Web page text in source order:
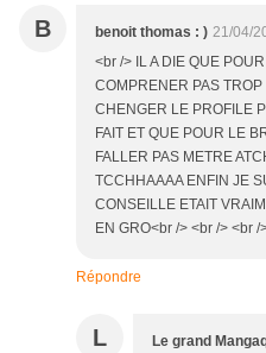
B benoit thomas : ) 21/04/
<br /> IL A DIE QUE
COMPRENER PAS TROP
CHENGER LE PROFILE
FAIT ET QUE POUR LE
FALLER PAS METRE
TCCHHAAAA ENFIN JE
CONSEILLE ETAIT
EN GRO<br /> <br /> <br
Répondre
L Le grand